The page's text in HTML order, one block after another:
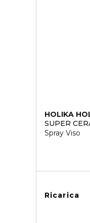
HOLIKA
SUPER
Spray Viso
Ricarica